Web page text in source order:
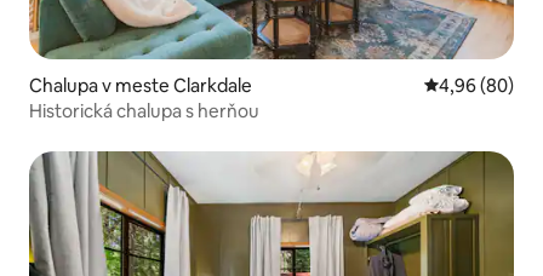
Chalupa v meste Clarkdale Priemerné
4,96 (80)
Historická chalupa s herňou